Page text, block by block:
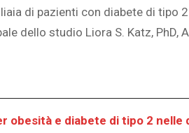
di pazienti con diabete di tipo
dello studio Liora S. Katz,
obesità e diabete di tipo 2 nelle